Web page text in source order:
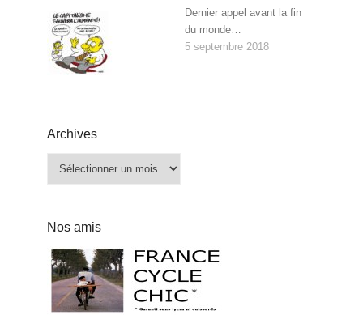
Dernier appel avant la fin
du monde…
5 septembre 2018
Archives
Archives
Nos amis